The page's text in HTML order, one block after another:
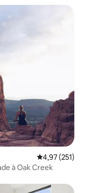
Évaluation
4,97 (251)
à Oak Creek